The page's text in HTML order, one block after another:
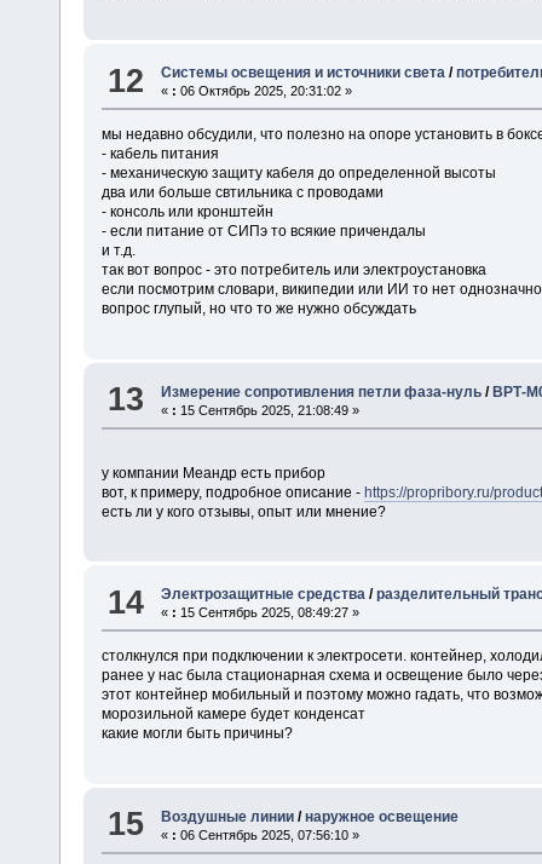
12 Системы освещения и источники света /
« : 06 Октябрь 2025, 20:31:02 »
мы недавно обсудили, что полезно на опоре установить в
- кабель питания
- механическую защиту кабеля до определенной высоты
два или больше свтильника с проводами
- консоль или кронштейн
- если питание от СИПэ то всякие причендалы
и т.д.
так вот вопрос - это потребитель или электроустановка
если посмотрим словари, википедии или ИИ то нет
вопрос глупый, но что то же нужно обсуждать
13 Измерение сопротивления петли фаза-нуль /ВРТ-
« : 15 Сентябрь 2025, 21:08:49 »
у компании Меандр есть прибор
вот, к примеру, подробное описание - https://propribory.ru/
есть ли у кого отзывы, опыт или мнение?
14 Электрозащитные средства /разделительный
« : 15 Сентябрь 2025, 08:49:27 »
столкнулся при подключении к электросети. контейнер,
ранее у нас была стационарная схема и освещение было
этот контейнер мобильный и поэтому можно гадать, что
морозильной камере будет конденсат
какие могли быть причины?
15 Воздушные линии /наружное освещение
« : 06 Сентябрь 2025, 07:56:10 »